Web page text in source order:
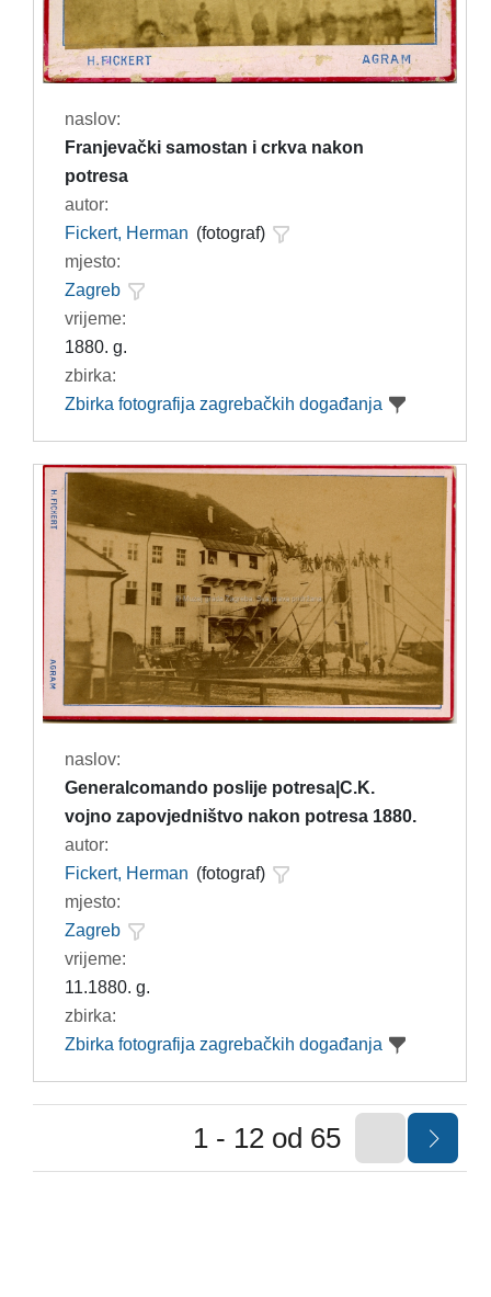
naslov:
Franjevački samostan i crkva nakon
potresa
autor:
Fickert, Herman (fotograf)
mjesto:
Zagreb
vrijeme:
1880. g.
zbirka:
Zbirka fotografija zagrebačkih događanja
naslov:
Generalcomando poslije potresa|C.K.
vojno zapovjedništvo nakon potresa 1880.
autor:
Fickert, Herman (fotograf)
mjesto:
Zagreb
vrijeme:
11.1880. g.
zbirka:
Zbirka fotografija zagrebačkih događanja
1 - 12 od 65